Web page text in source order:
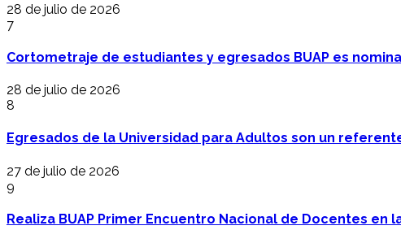
28 de julio de 2026
7
Cortometraje de estudiantes y egresados BUAP es
28 de julio de 2026
8
Egresados de la Universidad para Adultos son un
27 de julio de 2026
9
Realiza BUAP Primer Encuentro Nacional de Docentes